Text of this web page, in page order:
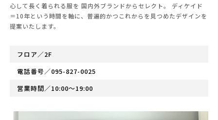
心して長く着られる服を 国内外ブランドからセレクト。 ディケイド
＝10年という時間を軸に、普遍的かつこれからを見つめたデザインを
提案いたします。
フロア／2F
電話番号／095-827-0025
営業時間／10:00～19:00